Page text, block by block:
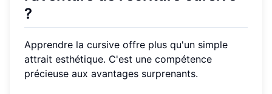
?
Apprendre la cursive offre plus qu'un simple
attrait esthétique. C'est une compétence
précieuse aux avantages surprenants.